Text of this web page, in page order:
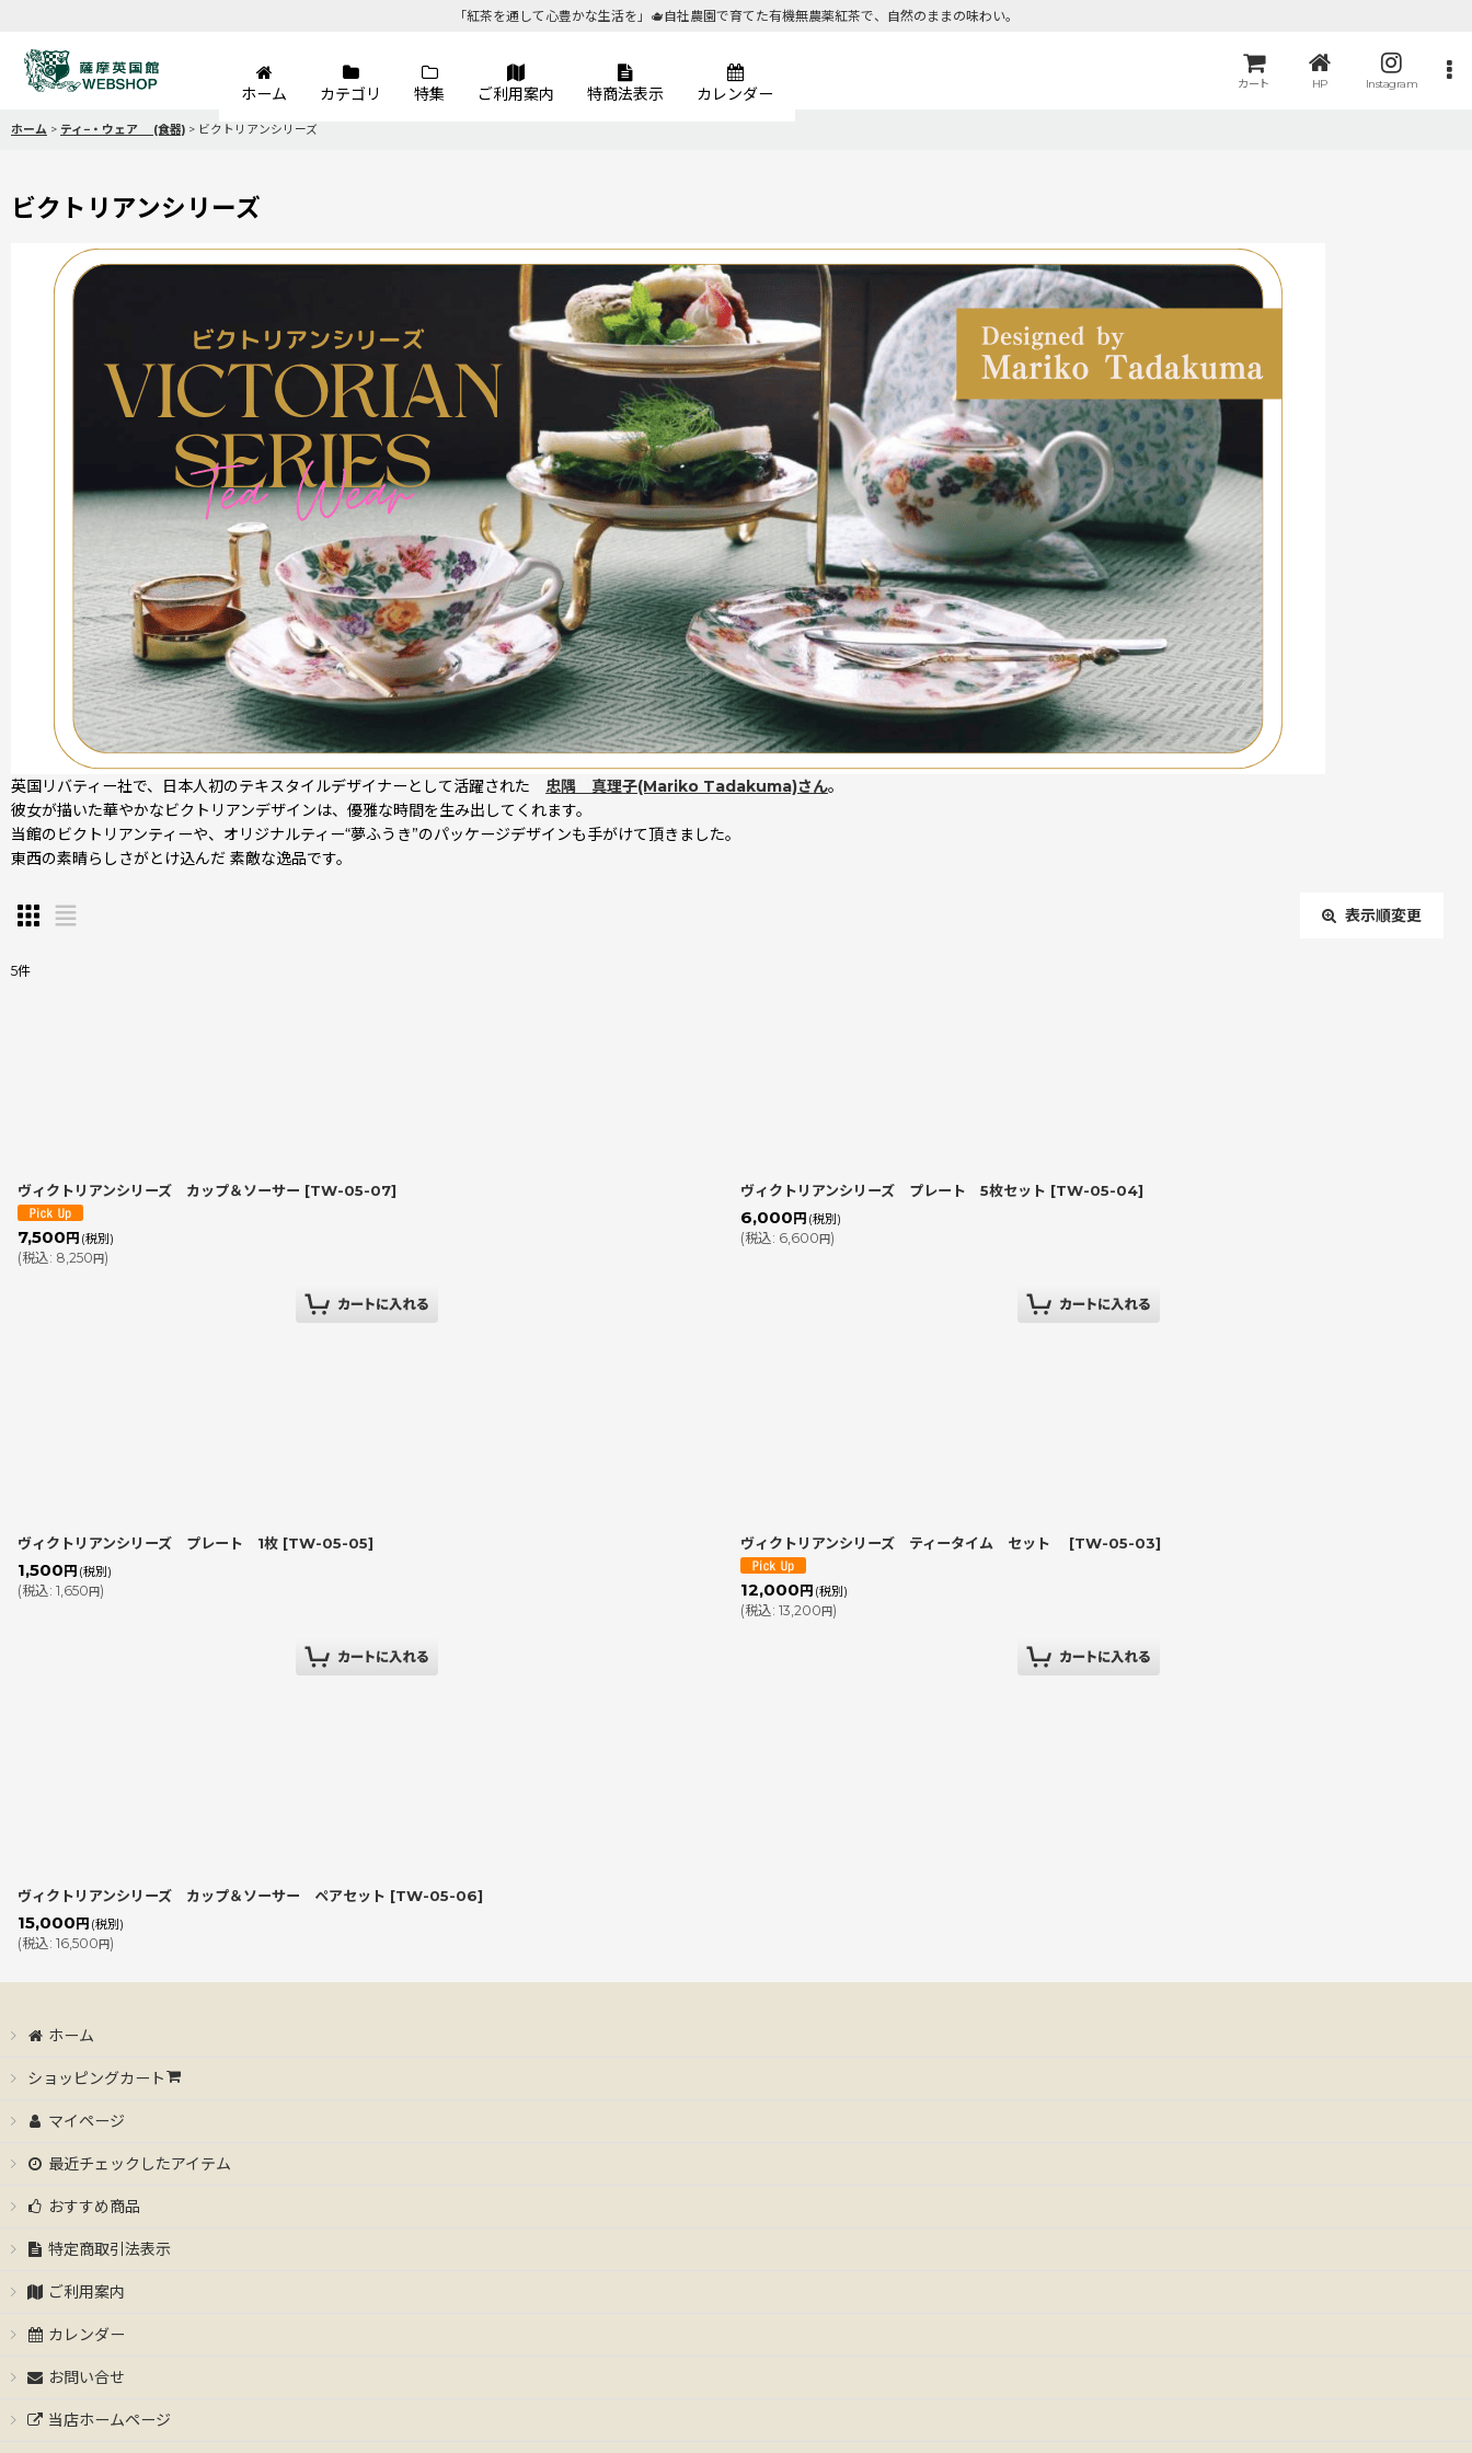
「紅茶を通して心豊かな生活を」🫖自社農園で育てた有機無農薬紅茶で、自然のままの味わい。
カート HP Instagram
ホーム カテゴリ 特集 ご利用案内 特商法表示 カレンダー
ホーム > ティ−・ウェア (食器) > ビクトリアンシリーズ
ビクトリアンシリーズ
英国リバティー社で、日本人初のテキスタイルデザイナーとして活躍された 忠隅 真理子(Mariko Tadakuma)さん。
彼女が描いた華やかなビクトリアンデザインは、優雅な時間を生み出してくれます。
当館のビクトリアンティーや、オリジナルティー“夢ふうき”のパッケージデザインも手がけて頂きました。
東西の素晴らしさがとけ込んだ 素敵な逸品です。
表示順変更
5件
ヴィクトリアンシリーズ カップ＆ソーサー [TW-05-07]
7,500 円 (税別)
(税込: 8,250円)
ヴィクトリアンシリーズ プレート 5枚セット [TW-05-04]
6,000 円 (税別)
(税込: 6,600円)
ヴィクトリアンシリーズ プレート 1枚 [TW-05-05]
1,500 円 (税別)
(税込: 1,650円)
ヴィクトリアンシリーズ ティータイム セット [TW-05-03]
12,000 円 (税別)
(税込: 13,200円)
ヴィクトリアンシリーズ カップ＆ソーサー ペアセット [TW-05-06]
15,000 円 (税別)
(税込: 16,500円)
ホーム
ショッピングカート
マイページ
最近チェックしたアイテム
おすすめ商品
特定商取引法表示
ご利用案内
カレンダー
お問い合せ
当店ホームページ